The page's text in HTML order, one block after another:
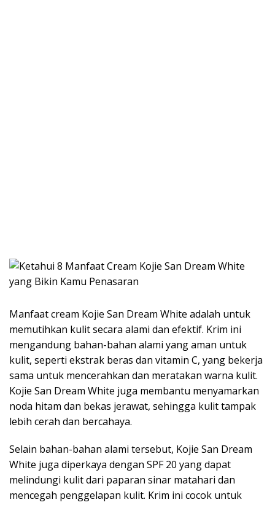
Manfaat cream Kojie San Dream White adalah untuk
memutihkan kulit secara alami dan efektif. Krim ini
mengandung bahan-bahan alami yang aman untuk
kulit, seperti ekstrak beras dan vitamin C, yang bekerja
sama untuk mencerahkan dan meratakan warna kulit.
Kojie San Dream White juga membantu menyamarkan
noda hitam dan bekas jerawat, sehingga kulit tampak
lebih cerah dan bercahaya.
Selain bahan-bahan alami tersebut, Kojie San Dream
White juga diperkaya dengan SPF 20 yang dapat
melindungi kulit dari paparan sinar matahari dan
mencegah penggelapan kulit. Krim ini cocok untuk